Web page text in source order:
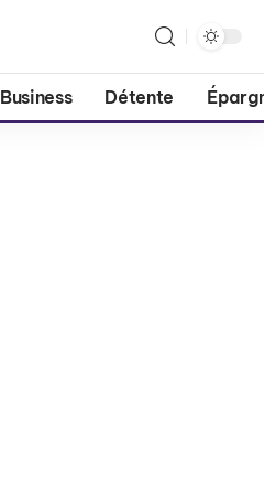
Business Détente